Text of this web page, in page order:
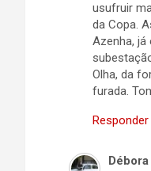
usufruir
da Copa.
Azenha,
Olha, da
furada.
Responder